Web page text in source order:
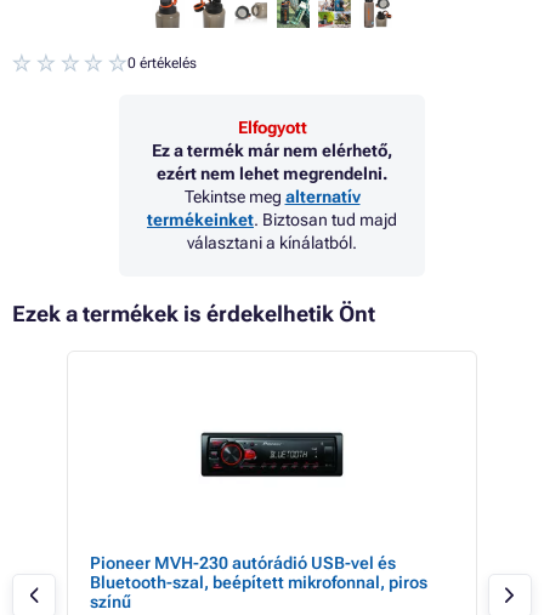
0 értékelés
Elfogyott
Ez a termék már nem elérhető,
ezért nem lehet megrendelni.
Tekintse meg alternatív
termékeinket. Biztosan tud majd
választani a kínálatból.
Ezek a termékek is érdekelhetik Önt
Pioneer MVH-230 autórádió USB-vel és
Bluetooth-szal, beépített mikrofonnal, piros
színű